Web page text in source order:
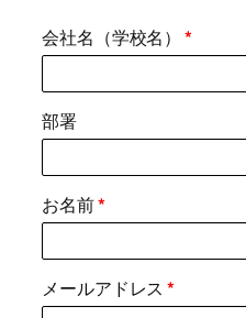
会社名（学校名）*
部署
お名前*
メールアドレス*